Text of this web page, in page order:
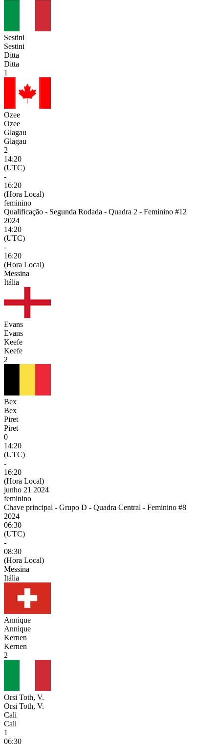
Sestini
Sestini
Ditta
Ditta
1
Ozee
Ozee
Glagau
Glagau
2
14:20
(UTC)
-
16:20
(Hora Local)
feminino
Qualificação - Segunda Rodada - Quadra 2 - Feminino #12
2024
14:20
(UTC)
-
16:20
(Hora Local)
Messina
Itália
Evans
Evans
Keefe
Keefe
2
Bex
Bex
Piret
Piret
0
14:20
(UTC)
-
16:20
(Hora Local)
junho 21 2024
feminino
Chave principal - Grupo D - Quadra Central - Feminino #8
2024
06:30
(UTC)
-
08:30
(Hora Local)
Messina
Itália
Annique
Annique
Kernen
Kernen
2
Orsi Toth, V.
Orsi Toth, V.
Cali
Cali
1
06:30